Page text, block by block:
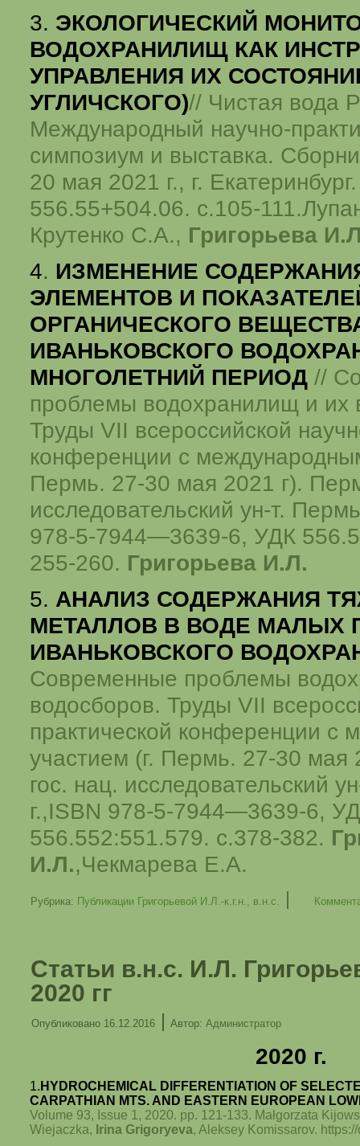
3. ЭКОЛОГИЧЕСКИЙ
ВОДОХРАНИЛИЩ КАК
УПРАВЛЕНИЯ ИХ
УГЛИЧСКОГО)// Чистая вода
Международный научно-
симпозиум и выставка.
20 мая 2021 г., г.
556.55+504.06. с.105-
Крутенко С.А., Григорьева
4. ИЗМЕНЕНИЕ
ЭЛЕМЕНТОВ И
ОРГАНИЧЕСКОГО
ИВАНЬКОВСКОГО
МНОГОЛЕТНИЙ ПЕРИОД //
проблемы водохранилищ и их
Труды VII всероссийской
конференции с
Пермь. 27-30 мая 2021 г).
исследовательский ун-т.
978-5-7944—3639-6, УДК
255-260. Григорьева И.Л.
5. АНАЛИЗ СОДЕРЖАНИЯ
МЕТАЛЛОВ В ВОДЕ МАЛЫХ
ИВАНЬКОВСКОГО
Современные проблемы
водосборов. Труды VII
практической конференции с
участием (г. Пермь. 27-30 мая
гос. нац. исследовательский
г.,ISBN 978-5-7944—3639-6,
556.552:551.579. с.378-382.
И.Л.,Чекмарева Е.А.
Рубрика: Публикации Григорьевой И.Л.-к.г.н., в.н.с. |
Статьи в.н.с. И.Л.
2020 гг
Опубликовано 16.12.2016 | Автор: Администратор
2020 г.
1. HYDROCHEMICAL DIFFERENTIATION OF
CARPATHIAN MTS. AND EASTERN EUROPEAN
Volume 93, Issue 1, 2020. pp. 121-133. Małgorzata
Wiejaczka, Irina Grigoryeva, Aleksey Komissarov.